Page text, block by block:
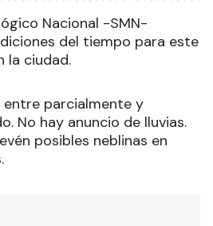
Nacional -SMN-
del tiempo para este
la ciudad.
entre parcialmente y
No hay anuncio de lluvias.
posibles neblinas en